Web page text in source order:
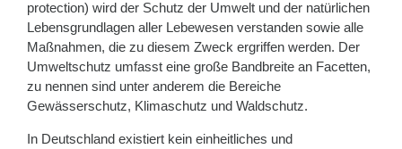
protection) wird der Schutz der Umwelt und der natürlichen
Lebensgrundlagen aller Lebewesen verstanden sowie alle
Maßnahmen, die zu diesem Zweck ergriffen werden. Der
Umweltschutz umfasst eine große Bandbreite an Facetten,
zu nennen sind unter anderem die Bereiche
Gewässerschutz, Klimaschutz und Waldschutz.
In Deutschland existiert kein einheitliches und